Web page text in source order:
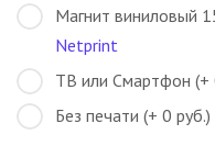
Магнит виниловый
Netprint
ТВ или Смартфон (+
Без печати (+ 0 руб.)